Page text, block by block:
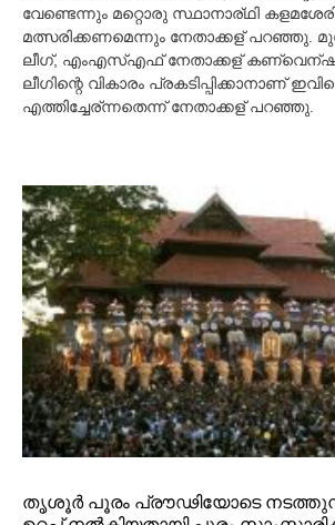
വേണ്ടെന്നും മറ്റൊരു സ്ഥാനാര്ഥി
മത്സരിക്കണമെന്നും നേതാക്കള് പറഞ്ഞു.
ലീഗ്, എംഎസ്‌എഫ് നേതാക്കള്
ലീഗിന്റെ വികാരം പ്രകടിപ്പിക്കാനാണ്
എത്തിച്ചേര്ന്നതെന്ന് നേതാക്കള് പറഞ്ഞു.
തൃശൂര്‍ പൂരം പ്രൗ​ഢി​യോ​ടെ